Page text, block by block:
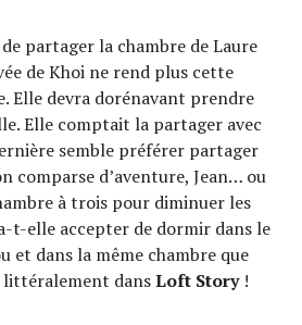
partager la chambre de Laure
de Khoi ne rend plus cette
Elle devra dorénavant prendre
Elle comptait la partager avec
semble préférer partager
comparse d’aventure, Jean… ou
à trois pour diminuer les
t-elle accepter de dormir dans le
et dans la même chambre que
littéralement dansLoft Story!